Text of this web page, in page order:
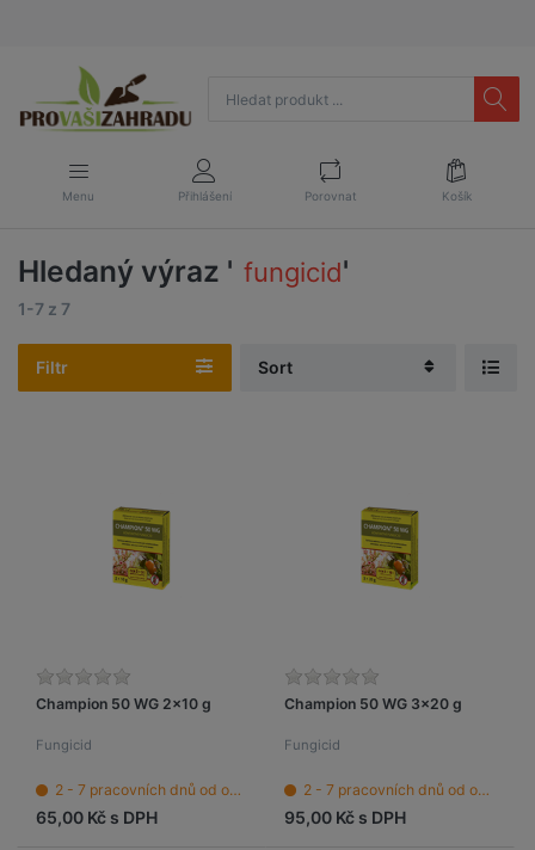
Menu Přihlášení Porovnat Košík
Hledaný výraz ' fungicid'
1-7 z 7
Filtr Sort
Champion 50 WG 2x10 g
Fungicid
2 - 7 pracovních dnů od objednání
65,00 Kč s DPH
Champion 50 WG 3x20 g
Fungicid
2 - 7 pracovních dnů od objednání
95,00 Kč s DPH